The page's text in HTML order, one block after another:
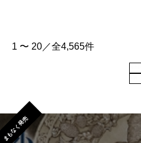
1 〜 20／全4,565件
まもなく発売